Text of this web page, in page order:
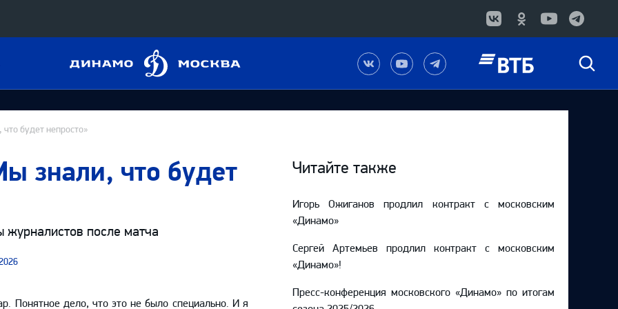
Конференция «Восток»
Динамо
Наша
группа
в
Вконтакте
Наш
канал
на
YouTube
Наш
канал
в
Telegram
Быстрый
будет непросто»
знали, что будет
журналистов после матча
дело, что это не было специально. И я
Читайте также
Игорь Ожиганов продлил контракт с московским
«Динамо»
Сергей Артемьев продлил контракт с московским
«Динамо»!
Пресс-конференция московского «Динамо» по итогам